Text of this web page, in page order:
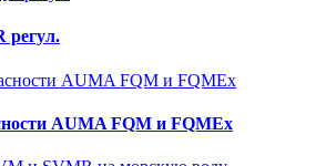
регул.
AUMA FQM и FQMEx